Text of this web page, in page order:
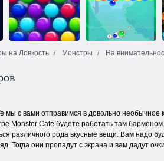
Маджонг
Фрукты
Сокровища
мистического
моря
на Ловкость Монстры На
мы с вами отправимся в довольно
Monster Cafe будете работать там
различного рода вкусные вещи. Вам
Тогда они пропадут с экрана и вам дадут